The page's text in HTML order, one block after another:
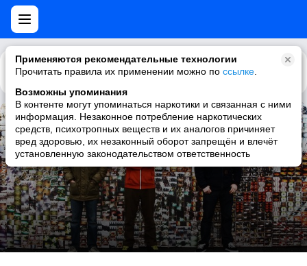
Применяются рекомендательные технологии
Прочитать правила их применении можно по ссылке
Возможны упоминания
В контенте могут упоминаться наркотики и связанная с ними
информация. Незаконное потребление наркотических
средств, психотропных веществ и их аналогов причиняет
вред здоровью, их незаконный оборот запрещён и влечёт
установленную законодательством ответственность
Каталог Рекомендации
Kamaloka
GoGo Penguin